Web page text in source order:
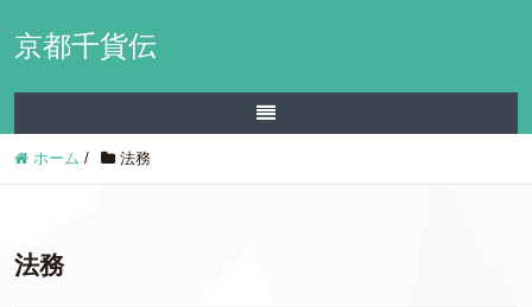
京都千貨伝
ホーム / 法務
法務